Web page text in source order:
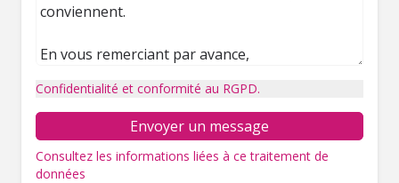
Confidentialité et conformité au RGPD.
Envoyer un message
Consultez les informations liées à ce traitement de
données